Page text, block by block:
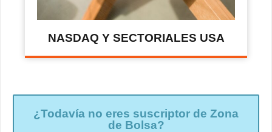
NASDAQ Y SECTORIALES USA
¿Todavía no eres suscriptor de Zona
de Bolsa?